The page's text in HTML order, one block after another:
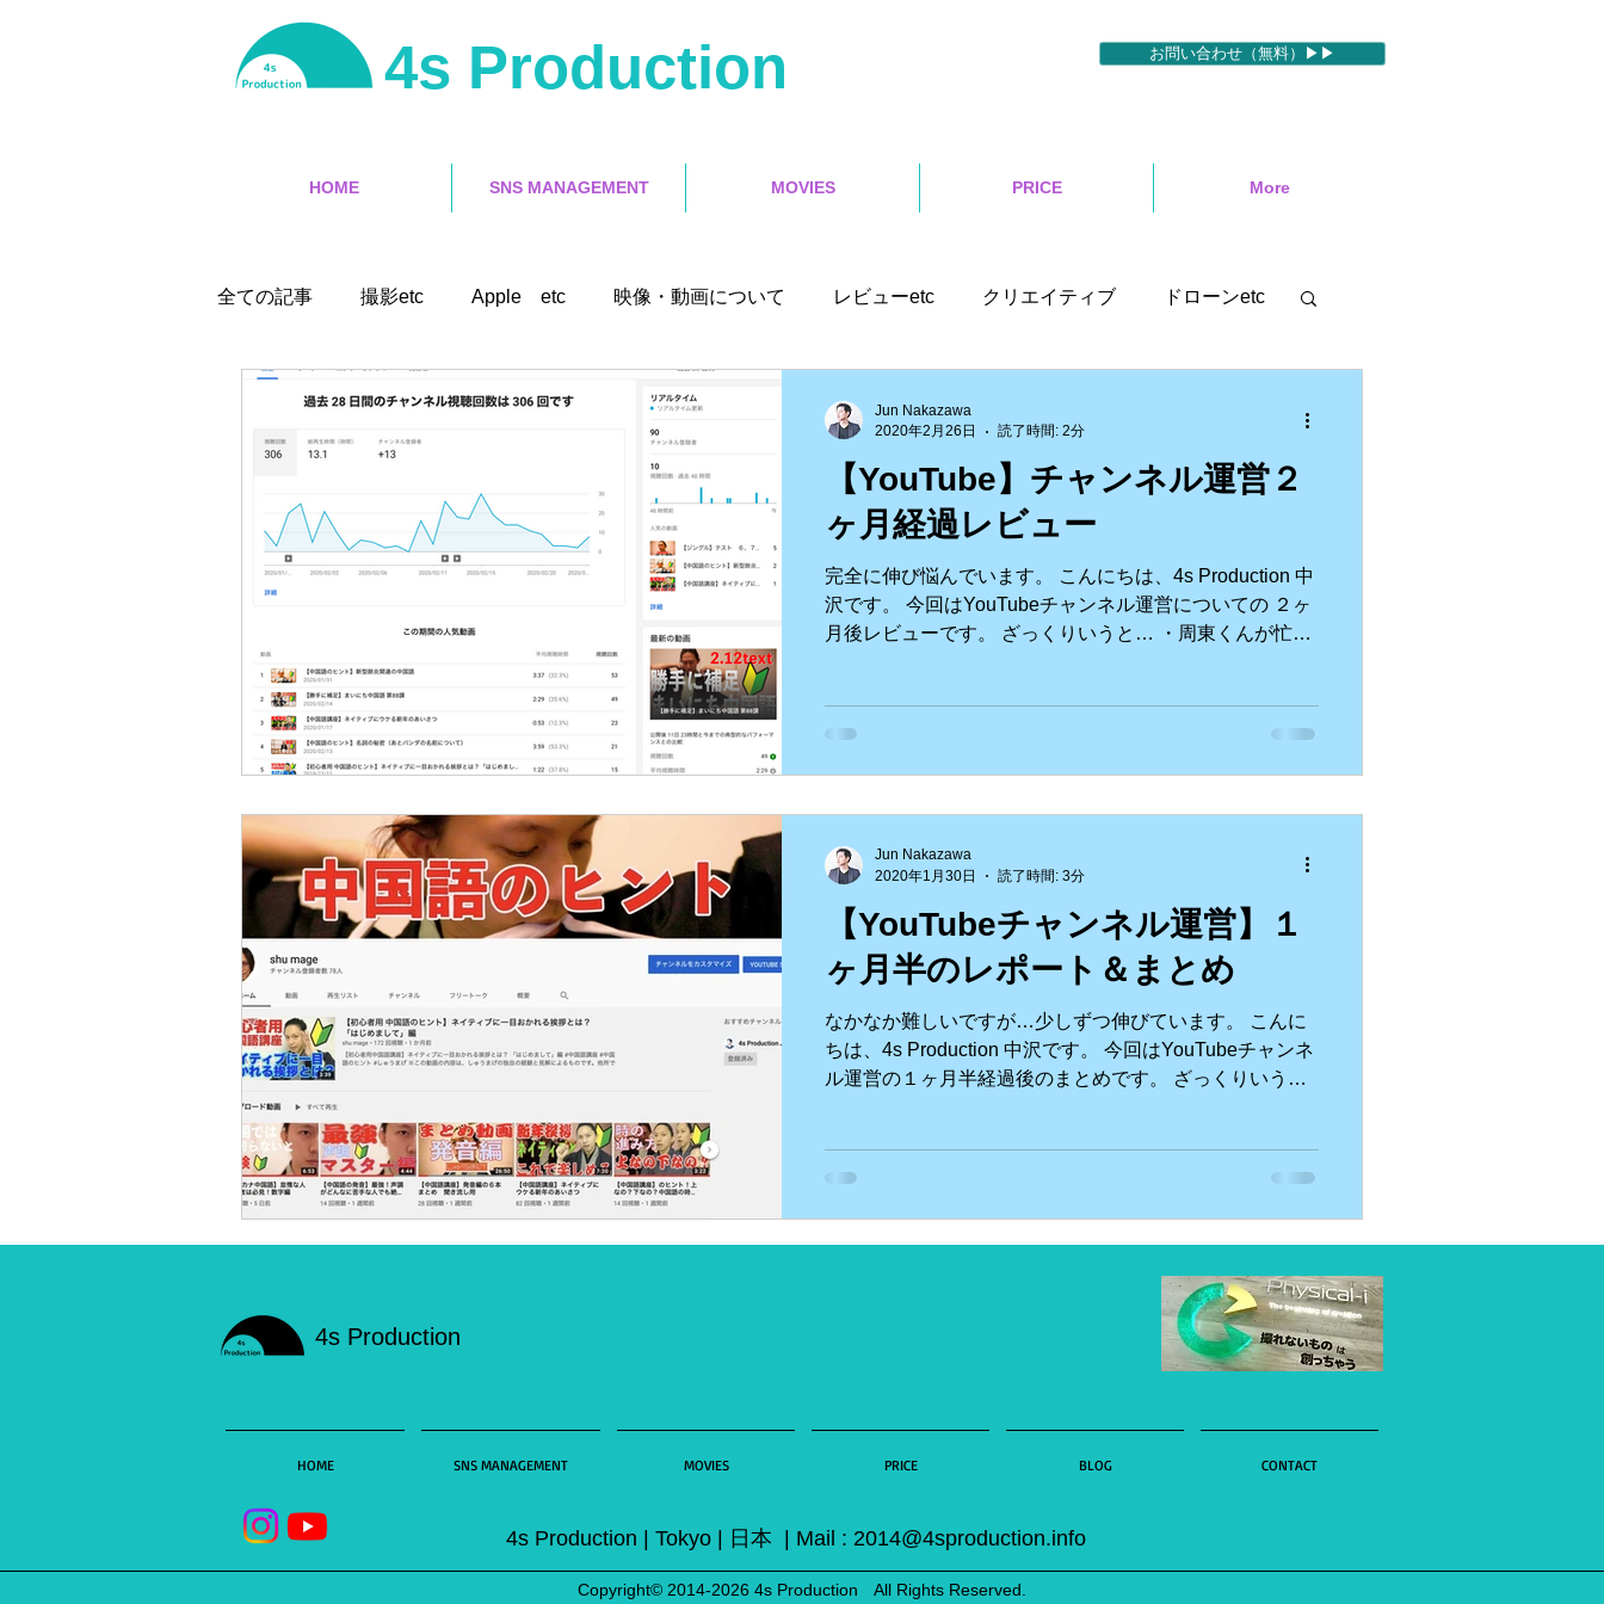
4s Production お問い合わせ（無料）▶▶
HOME SNS MANAGEMENT MOVIES PRICE More
全ての記事 撮影etc Apple etc 映像・動画について レビューetc クリエイティブ ドローンetc
iPhone サーフィン ユーチューバー
映像編集ソフトetc ランサーズ ゲット本 Final Cut Pro X motion５
ハワイロケ 英語etc 動画制作 食Blog
ライブストリーミングetc iPhone etc アニメーション
リクルート用 動画制作 YouTube
【YouTube】チャンネル運営２
ヶ月経過レビュー
完全に伸び悩んでいます。 こんにちは、4s Production 中
沢です。 今回はYouTubeチャンネル運営についての ２ヶ
月後レビューです。 ざっくりいうと… ・周東くんが忙し
Jun Nakazawa
2020年2月26日
読了時間: 2分
【YouTubeチャンネル運営】１
ヶ月半のレポート＆まとめ
なかなか難しいですが…少しずつ伸びています。 こんに
ちは、4s Production 中沢です。 今回はYouTubeチャンネ
ル運営の１ヶ月半経過後のまとめです。 ざっくりいう
Jun Nakazawa
2020年1月30日
読了時間: 3分
4s Production
HOME SNS MANAGEMENT MOVIES PRICE BLOG CONTACT
4s Production | Tokyo | 日本 | Mail : 2014@4sproduction.info
Copyright© 2014-2026 4s Production All Rights Reserved.